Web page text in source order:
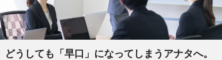
どうしても「早口」になってしまうアナタへ。